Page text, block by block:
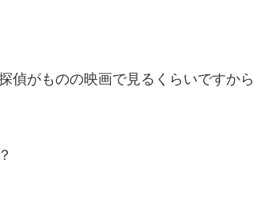
偵がものの映画で見るくらいですから